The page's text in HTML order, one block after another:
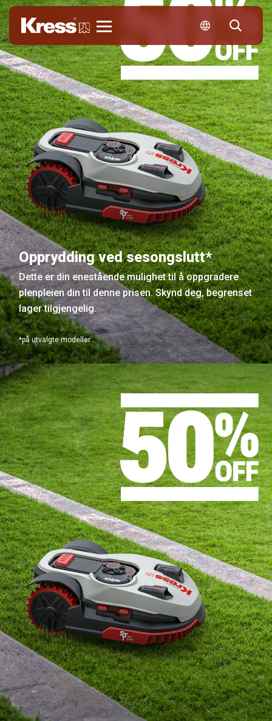
Opprydding ved sesongslutt*
Dette er din enestående mulighet til å oppgradere
plenpleien din til denne prisen. Skynd deg, begrenset
lager tilgjengelig.
*på utvalgte modeller